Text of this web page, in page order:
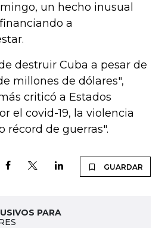
un hecho inusual
a
destruir Cuba a pesar de
millones de dólares",
criticó a Estados
el covid-19, la violencia
récord de guerras".
GUARDAR
PARA